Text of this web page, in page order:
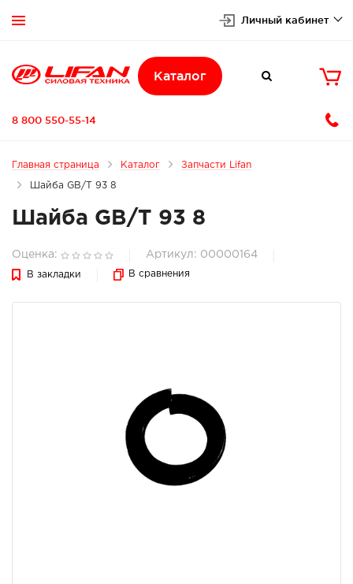
 Личный кабинет
Каталог  
8 800 550-55-14
Главная страница Каталог Запчасти Lifan
Шайба GB/T 93 8
Шайба GB/T 93 8
Оценка: Артикул: 00000164
В закладки В сравнения